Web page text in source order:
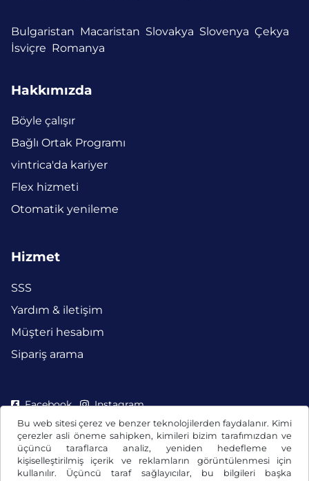
Bu web sitesi çerez ve benzer teknolojilerden faydalanır. Kimi
çerezler asli öneme sahipken, kimileri bizim tarafımızdan ve
üçüncü taraflarca analiz, yeniden hedefleme ve
kişiselleştirilmiş içerik ve reklamların görüntülenmesi için
kullanılır. Üçüncü taraf sağlayıcılar, bu bilgileri başka
Bulgaristan Macaristan Slovakya Slovenya Çekya
İsviçre Romanya
Hakkımızda
Böyle çalışır
Bağlı Ortak Programı
vintrica'da kariyer
Flex hizmeti
Otomatik yenileme
Hizmet
SSS
Yardım & iletişim
Müşteri hesabım
Sipariş arama
Facebook Instagram